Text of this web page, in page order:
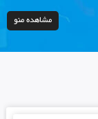
مشاهده منو